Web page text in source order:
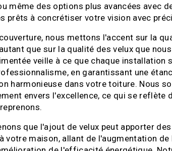
même des options plus avancées avec
prêts à concrétiser votre vision avec
nous mettons l'accent sur la
que sur la qualité des velux que
veille à ce que chaque installation
en garantissant une
harmonieuse dans votre toiture. Nous
envers l'excellence, ce qui se reflète
que l'ajout de velux peut apporter
votre maison, allant de l'augmentation de